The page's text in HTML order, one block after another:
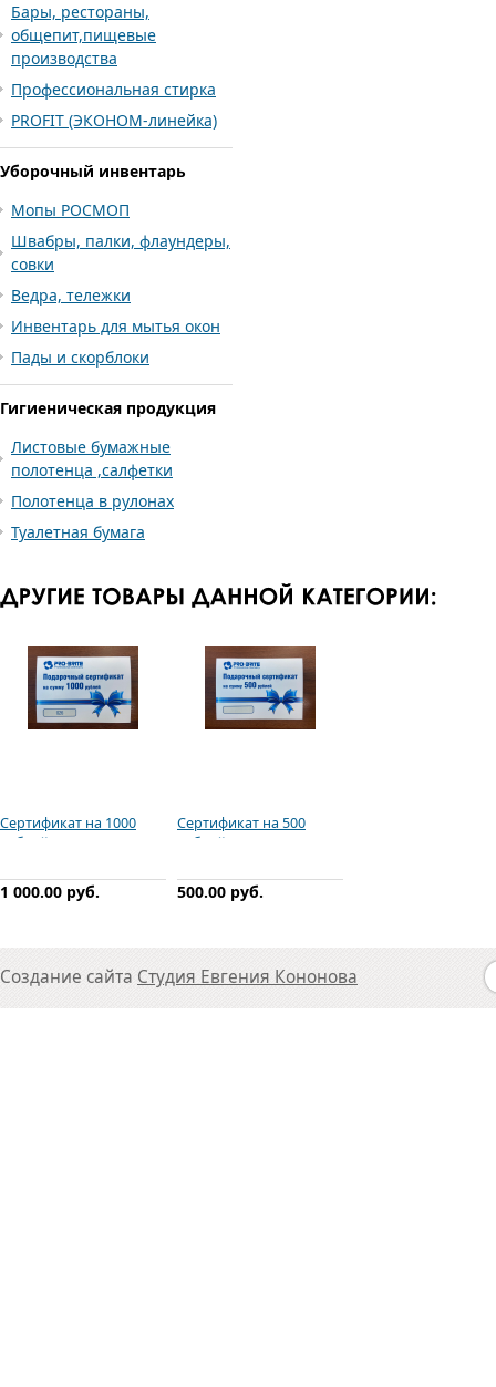
Бары, рестораны,
общепит,пищевые
производства
Профессиональная стирка
PROFIT (ЭКОНОМ-линейка)
Уборочный инвентарь
Мопы РОСМОП
Швабры, палки, флаундеры,
совки
Ведра, тележки
Инвентарь для мытья окон
Пады и скорблоки
Гигиеническая продукция
Листовые бумажные
полотенца ,cалфетки
Полотенца в рулонах
Туалетная бумага
Сертификат на 1000
рублей
1 000.00 руб.
Сертификат на 500
рублей
500.00 руб.
Создание сайта Студия Евгения Кононова